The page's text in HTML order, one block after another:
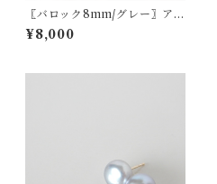
〖バロック8mm/グレー〗アコ
ヤパールスタッドピアス/イヤ
リング14kgf/SV925【1799】
¥8,000